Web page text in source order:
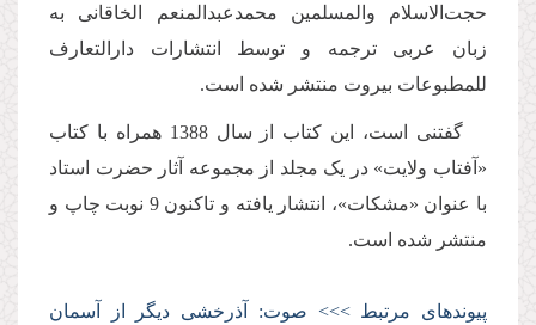
حجت‌الاسلام والمسلمین محمدعبدالمنعم الخاقانی به
زبان عربی ترجمه و توسط انتشارات دارالتعارف
للمطبوعات بیروت منتشر شده است.
گفتنی است، این کتاب از سال 1388 همراه با کتاب
«آفتاب ولایت» در یک مجلد از مجموعه آثار حضرت استاد
با عنوان «مشکات»، انتشار یافته و تاکنون 9 نوبت چاپ و
منتشر شده است.
پیوندهای مرتبط >>> صوت: آذرخشى دیگر از آسمان